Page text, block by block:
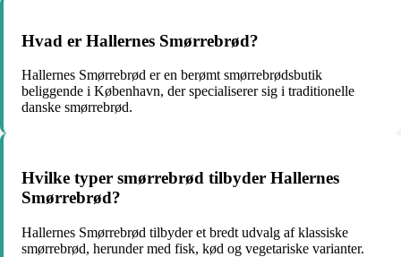
Hvad er Hallernes Smørrebrød?
Hallernes Smørrebrød er en berømt smørrebrødsbutik
beliggende i København, der specialiserer sig i traditionelle
danske smørrebrød.
Hvilke typer smørrebrød tilbyder Hallernes
Smørrebrød?
Hallernes Smørrebrød tilbyder et bredt udvalg af klassiske
smørrebrød, herunder med fisk, kød og vegetariske varianter.